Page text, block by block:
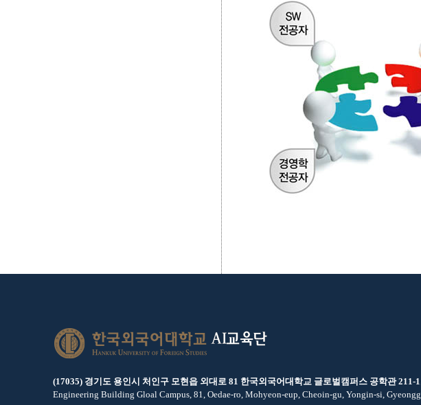
AI교육단
(17035) 경기도 용인시 처인구 모현읍 외대로 81 한국외국어대학교 글로벌캠퍼스 공학관 211-
Engineering Building Gloal Campus, 81, Oedae-ro, Mohyeon-eup, Cheoin-gu, Yongin-si,